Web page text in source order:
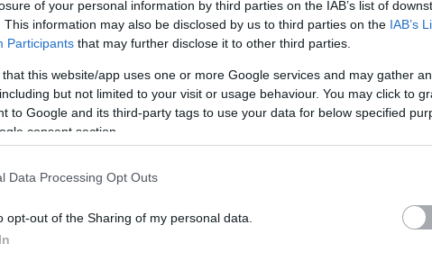
of your personal information by third parties on the IAB’s list of
This information may also be disclosed by us to third parties on the IAB’s
Participants that may further disclose it to other third parties.
that this website/app uses one or more Google services and may gather
but not limited to your visit or usage behaviour. You may click to
to Google and its third-party tags to use your data for below specified
consent section.
Data Processing Opt Outs
opt-out of the Sharing of my personal data.
e con massima flessibilità. L’obiettivo è
mantenendo la tecnica come
ritmi.